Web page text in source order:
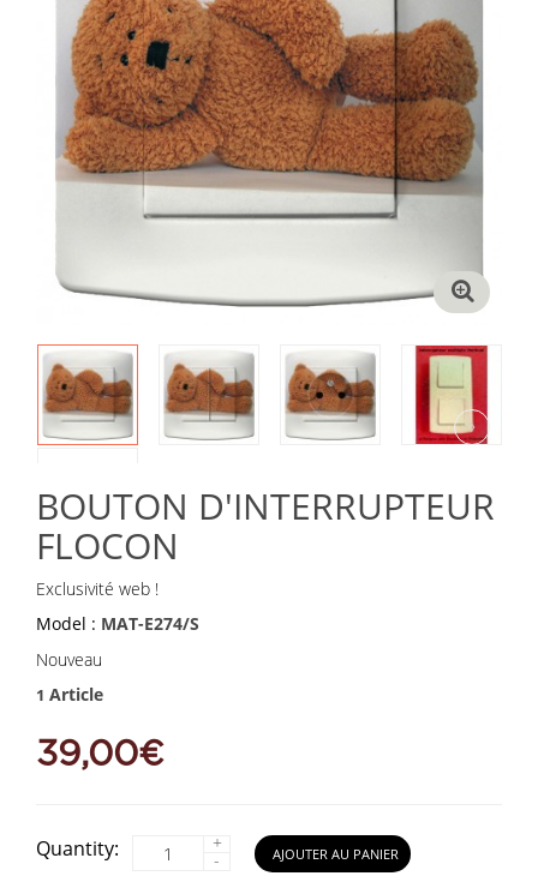
›
BOUTON D'INTERRUPTEUR
FLOCON
Exclusivité web !
Model : MAT-E274/S
Nouveau
1 Article
39,00€
Quantity: +
- AJOUTER AU PANIER